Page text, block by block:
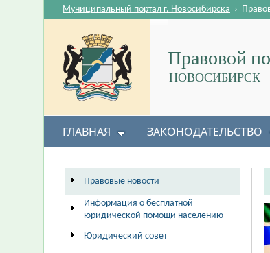
Правовой
НОВОСИБИРСК
Муниципальный портал г. Новосибирска ›
ГЛАВНАЯ ЗАКОНОДАТЕЛЬСТВО
Правовые новости
Информация о бесплатной
юридической помощи населению
Юридический совет